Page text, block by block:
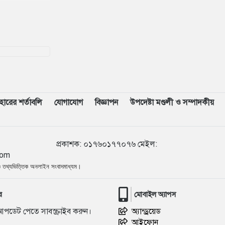
হোয়াটসঅ্যাপ কল রেকর্ড করবেন
আদ-দ্বীন ফাউন্ডেশনে চাকরি, বেতন
৪৫ হাজার টাকা
শর্তাবলি যোগাযোগ বিজ্ঞাপন উপদেষ্টা মণ্ডলী ও সম্পাদকীয়
প্রকাশক: ০১৭৬০১৭৭০৭৬ মেইল:
তথ্যভিত্তিক অনলাইন সংবাদমাধ্যম।
পেতে সাবস্ক্রাইব করুন।
মোবাইল অ্যাপস
অ্যান্ড্রয়েড
আইফোন